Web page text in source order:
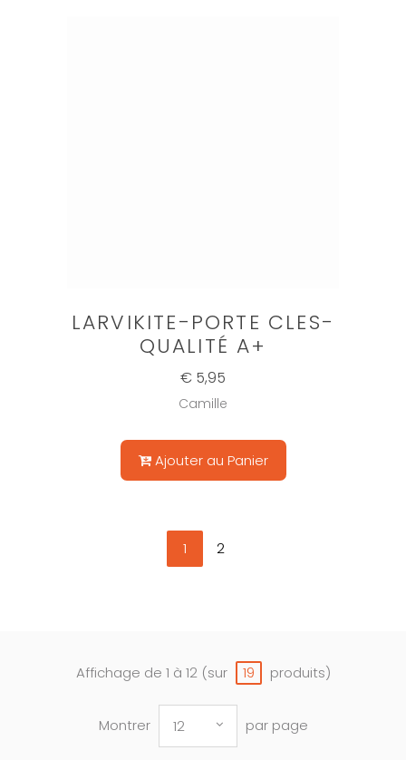
LARVIKITE-PORTE CLES-
QUALITÉ A+
€ 5,95
Camille
Ajouter au Panier
1 2
Affichage de 1 à 12 (sur 19 produits)
Montrer 12 par page